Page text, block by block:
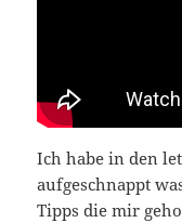
Ich habe in den
aufgeschnappt
Tipps die mir